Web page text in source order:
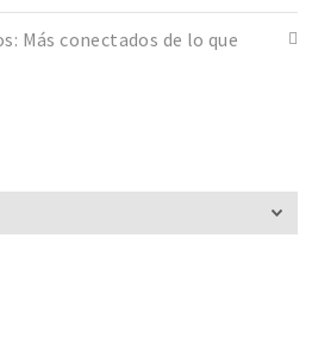
Más conectados de lo que